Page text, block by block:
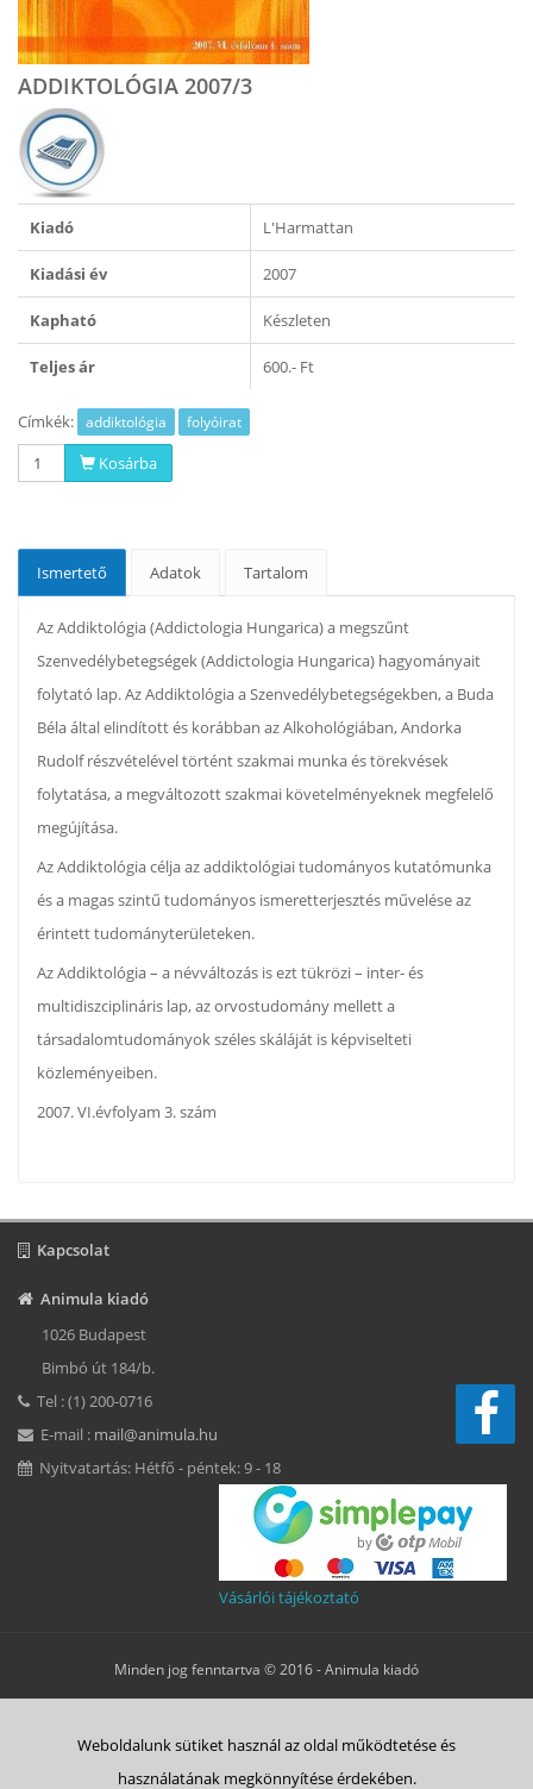
ADDIKTOLÓGIA 2007/3
Kiadó L'Harmattan
Kiadási év 2007
Kapható Készleten
Teljes ár 600.- Ft
Címkék: addiktológia folyóirat
Kosárba
Ismertető Adatok Tartalom
Az Addiktológia (Addictologia Hungarica) a megszűnt
Szenvedélybetegségek (Addictologia Hungarica) hagyományait
folytató lap. Az Addiktológia a Szenvedélybetegségekben, a Buda
Béla által elindított és korábban az Alkohológiában, Andorka
Rudolf részvételével történt szakmai munka és törekvések
folytatása, a megváltozott szakmai követelményeknek megfelelő
megújítása.
Az Addiktológia célja az addiktológiai tudományos kutatómunka
és a magas szintű tudományos ismeretterjesztés művelése az
érintett tudományterületeken.
Az Addiktológia – a névváltozás is ezt tükrözi – inter- és
multidiszciplináris lap, az orvostudomány mellett a
társadalomtudományok széles skáláját is képviselteti
közleményeiben.
2007. VI.évfolyam 3. szám
Kapcsolat
Animula kiadó
1026 Budapest
Bimbó út 184/b.
Tel : (1) 200-0716
E-mail : mail@animula.hu
Nyitvatartás: Hétfő - péntek: 9 - 18
Vásárlói tájékoztató
Minden jog fenntartva © 2016 -Animula kiadó
ÁSZF Adatkezelési tájékoztató Süti tájékoztató Szerzői jog
Weboldalunk sütiket használ az oldal működtetése és
használatának megkönnyítése érdekében.